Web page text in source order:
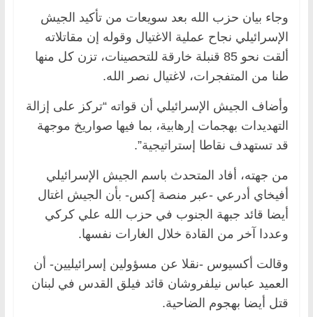
وجاء بيان حزب الله بعد سويعات من تأكيد الجيش
الإسرائيلي نجاح عملية الاغتيال وقوله إن مقاتلاته
ألقت نحو 85 قنبلة خارقة للتحصينات، تزن كل منها
طنا من المتفجرات، لاغتيال نصر الله.
وأضاف الجيش الإسرائيلي أن قواته “تركز على إزالة
التهديدات بهجمات إرهابية، بما فيها صواريخ موجهة
قد تستهدف نقاطا إستراتيجية”.
من جهته، أفاد المتحدث باسم الجيش الإسرائيلي
أفيخاي أدرعي -عبر منصة إكس- بأن الجيش اغتال
أيضا قائد جبهة الجنوب في حزب الله علي كركي
وعددا آخر من القادة خلال الغارات نفسها.
وقالت أكسيوس -نقلا عن مسؤولين إسرائيليين- أن
العميد عباس نيلفروشان قائد فيلق القدس في لبنان
قتل أيضا بهجوم الضاحية.